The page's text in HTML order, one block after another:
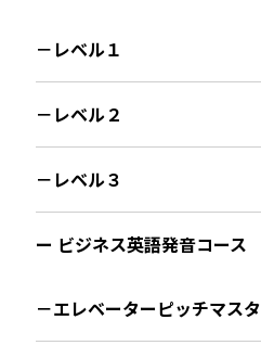
－レベル１
－レベル２
－レベル３
ー ビジネス英語発音コース
－エレベーターピッチマス